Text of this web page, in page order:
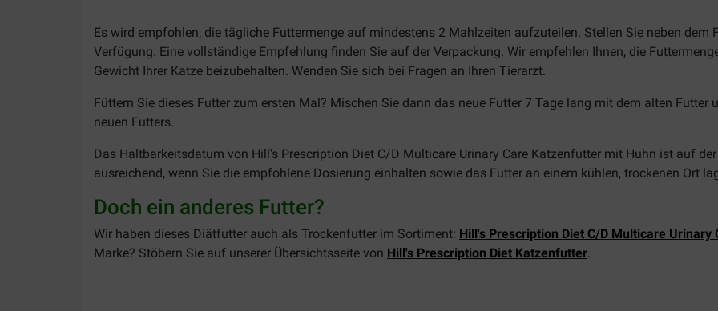
Es wird empfohlen, die tägliche Futtermenge auf mindestens 2 Mahlzeiten aufzuteilen. Stellen Sie neben dem
Verfügung. Eine vollständige Empfehlung finden Sie auf der Verpackung. Wir empfehlen Ihnen, die
Gewicht Ihrer Katze beizubehalten. Wenden Sie sich bei Fragen an Ihren Tierarzt.
Füttern Sie dieses Futter zum ersten Mal? Mischen Sie dann das neue Futter 7 Tage lang mit dem alten Futter
neuen Futters.
Das Haltbarkeitsdatum von Hill's Prescription Diet C/D Multicare Urinary Care Katzenfutter mit Huhn ist auf
ausreichend, wenn Sie die empfohlene Dosierung einhalten sowie das Futter an einem kühlen, trockenen Ort
Doch ein anderes Futter?
Wir haben dieses Diätfutter auch als Trockenfutter im Sortiment: Hill's Prescription Diet C/D Multicare Urinary
Marke? Stöbern Sie auf unserer Übersichtsseite von Hill's Prescription Diet Katzenfutter.